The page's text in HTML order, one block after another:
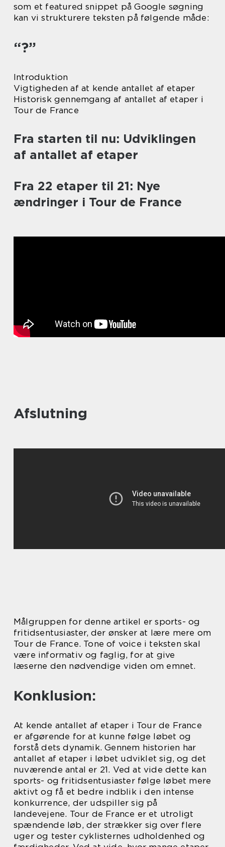
som et featured snippet på Google søgning
kan vi strukturere teksten på følgende måde:
“?”
Introduktion
Vigtigheden af at kende antallet af etaper
Historisk gennemgang af antallet af etaper i
Tour de France
Fra starten til nu: Udviklingen
af antallet af etaper
Fra 22 etaper til 21: Nye
ændringer i Tour de France
Afslutning
Målgruppen for denne artikel er sports- og
fritidsentusiaster, der ønsker at lære mere om
Tour de France. Tone of voice i teksten skal
være informativ og faglig, for at give
læserne den nødvendige viden om emnet.
Konklusion:
At kende antallet af etaper i Tour de France
er afgørende for at kunne følge løbet og
forstå dets dynamik. Gennem historien har
antallet af etaper i løbet udviklet sig, og det
nuværende antal er 21. Ved at vide dette kan
sports- og fritidsentusiaster følge løbet mere
aktivt og få et bedre indblik i den intense
konkurrence, der udspiller sig på
landevejene. Tour de France er et utroligt
spændende løb, der strækker sig over flere
uger og tester cyklisternes udholdenhed og